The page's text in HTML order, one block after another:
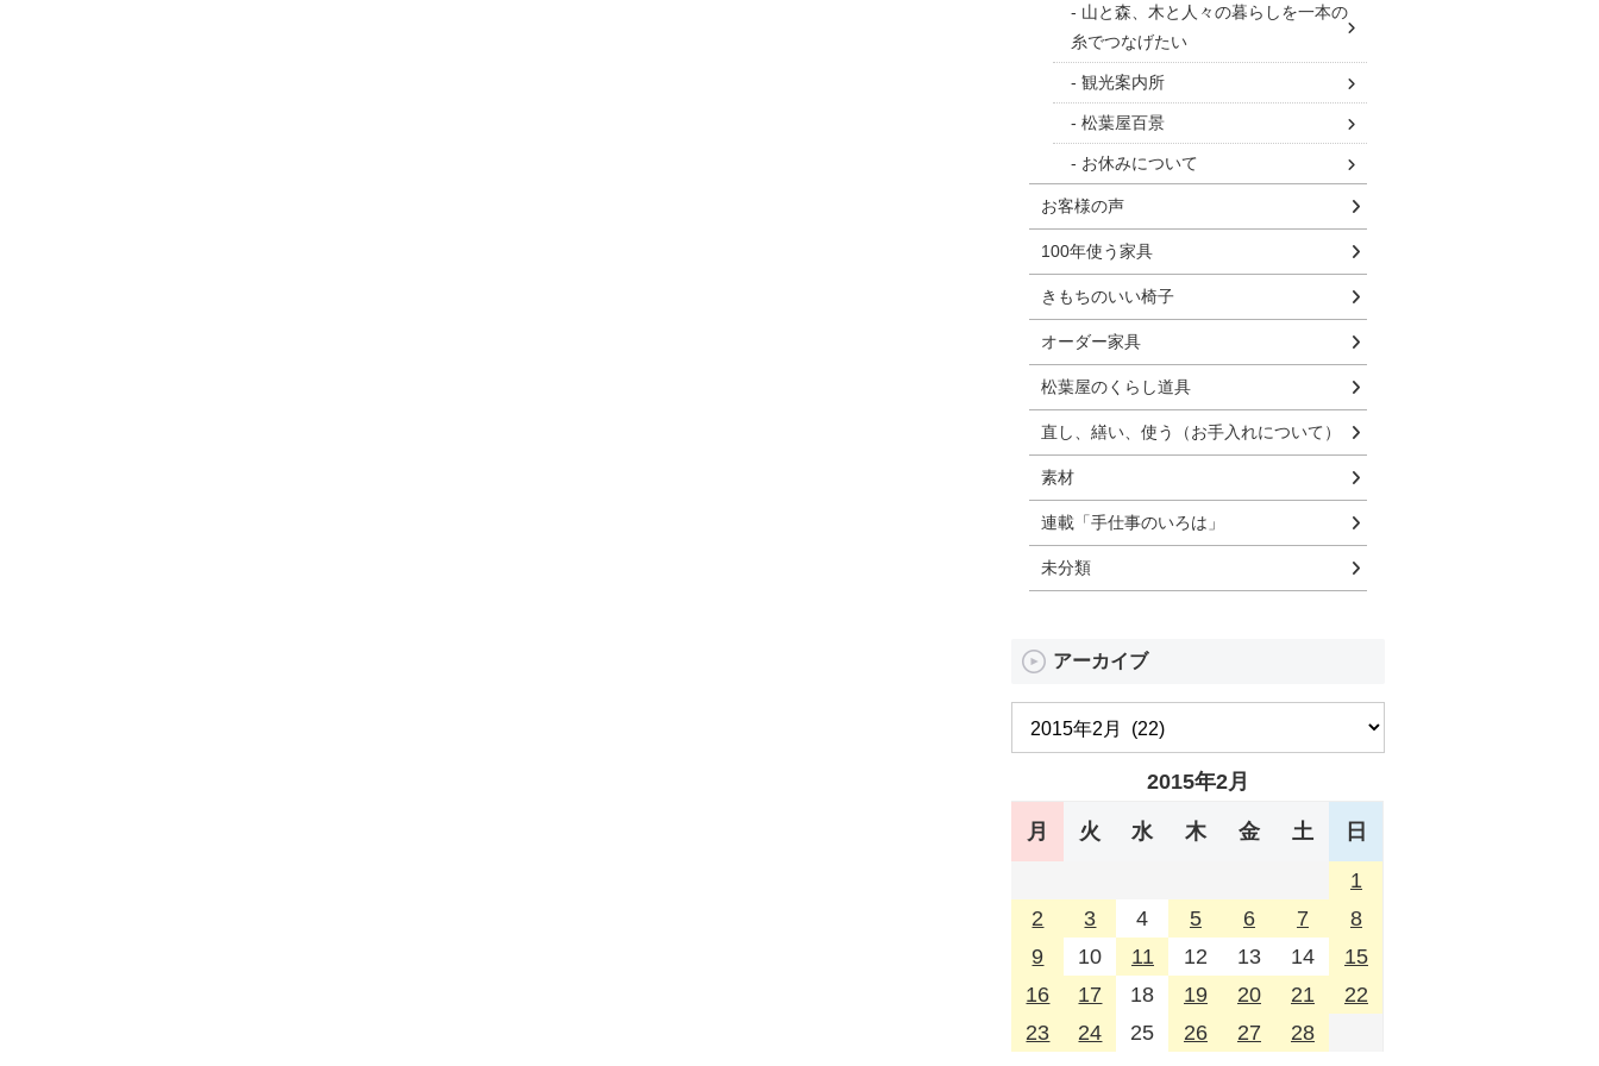
山と森、木と人々の暮らしを一本の
糸でつなげたい
観光案内所
松葉屋百景
お休みについて
お客様の声
100年使う家具
きもちのいい椅子
オーダー家具
松葉屋のくらし道具
直し、繕い、使う（お手入れについて）
素材
連載「手仕事のいろは」
未分類
アーカイブ
2015年2月
月 火 水 木 金 土 日
1
2
3 4 5 6 7
8
9
10 11 12 13 14
15
16
17 18 19 20 21
22
23
24 25 26 27
28